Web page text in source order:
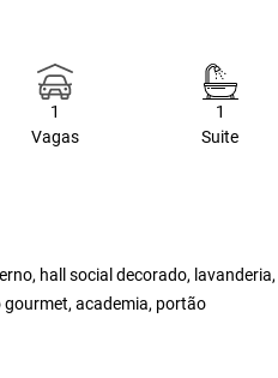
1
Vagas
1
Suite
hall social decorado, lavanderia,
academia, portão